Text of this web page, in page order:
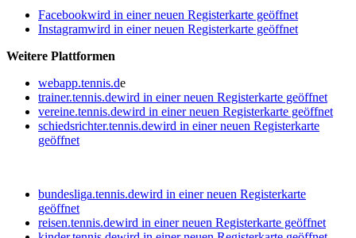
Facebookwird in einer neuen Registerkarte geöffnet
Instagramwird in einer neuen Registerkarte geöffnet
Weitere Plattformen
webapp.tennis.de
trainer.tennis.dewird in einer neuen Registerkarte geöffnet
vereine.tennis.dewird in einer neuen Registerkarte geöffnet
schiedsrichter.tennis.dewird in einer neuen Registerkarte
geöffnet
bundesliga.tennis.dewird in einer neuen Registerkarte
geöffnet
reisen.tennis.dewird in einer neuen Registerkarte geöffnet